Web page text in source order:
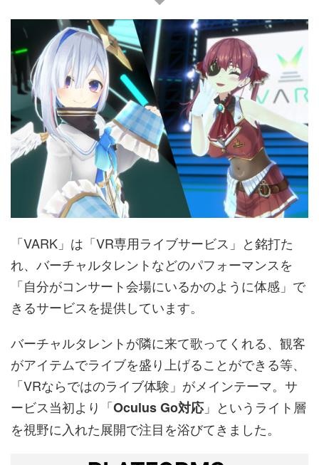
「VARK」は「VR専用ライブサービス」と銘打た
れ、バーチャルタレントなどのパフォーマンスを
「自分がコンサート会場にいるかのように体感」で
きるサービスを提供しています。
バーチャルタレントが隣に来て歌ってくれる、観客
がアイテムでライブを盛り上げることができる等、
「VRならではのライブ体験」がメインテーマ。サ
ービス当初より「Oculus Go対応」というライト層
を視野に入れた展開で注目を浴びてきました。